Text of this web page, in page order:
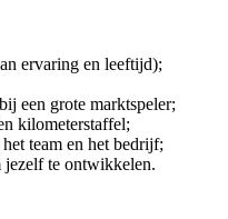
ervaring en leeftijd);
een grote marktspeler;
kilometerstaffel;
team en het bedrijf;
jezelf te ontwikkelen.